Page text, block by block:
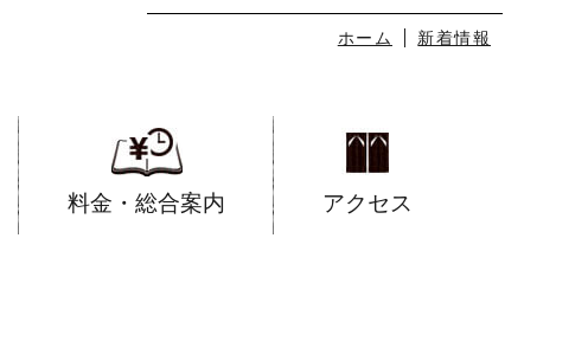
ホーム 新着情報
料金・総合案内 アクセス